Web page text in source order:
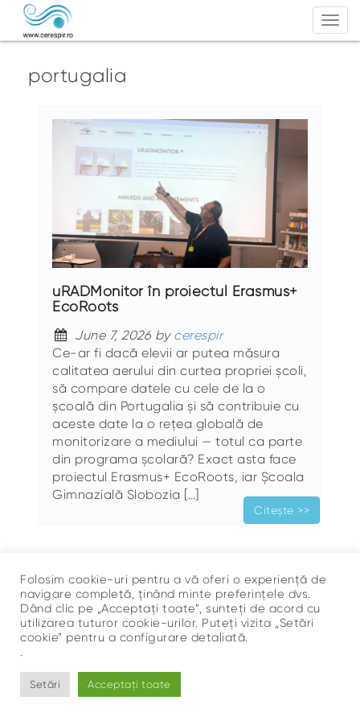
portugalia
uRADMonitor în proiectul Erasmus+
EcoRoots
June 7, 2026 by cerespir
Ce-ar fi dacă elevii ar putea măsura
calitatea aerului din curtea propriei școli,
să compare datele cu cele de la o
școală din Portugalia și să contribuie cu
aceste date la o rețea globală de
monitorizare a mediului — totul ca parte
din programa școlară? Exact asta face
proiectul Erasmus+ EcoRoots, iar Școala
Gimnazială Slobozia […]
Citește >>
Sus
Folosim cookie-uri pentru a vă oferi o experiență de
navigare completă, ținând minte preferințele dvs.
Dând clic pe „Acceptați toate”, sunteți de acord cu
utilizarea tuturor cookie-urilor. Puteți vizita „Setări
cookie” pentru a configurare detaliată.
.
Setări Acceptați toate